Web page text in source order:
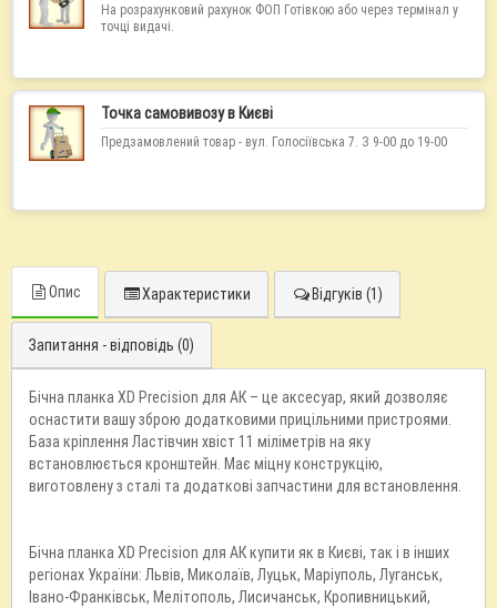
На розрахунковий рахунок ФОП Готівкою або через термінал у
точці видачі.
Точка самовивозу в Києві
Предзамовлений товар - вул. Голосіївська 7. З 9-00 до 19-00
Опис Характеристики Відгуків (1)
Запитання - відповідь (0)
Бічна планка XD Precision для АК – це аксесуар, який дозволяє
оснастити вашу зброю додатковими прицільними пристроями.
База кріплення Ластівчин хвіст 11 міліметрів на яку
встановлюється кронштейн. Має міцну конструкцію,
виготовлену з сталі та додаткові запчастини для встановлення.
Бічна планка XD Precision для АК купити як в Києві, так і в інших
регіонах України: Львів, Миколаїв, Луцьк, Маріуполь, Луганськ,
Івано-Франківськ, Мелітополь, Лисичанськ, Кропивницький,